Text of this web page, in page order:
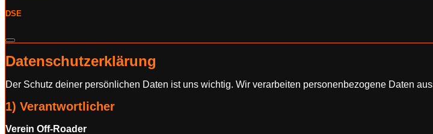
DSE
Datenschutzerklärung
Der Schutz deiner persönlichen Daten ist uns wichtig. Wir verarbeiten personenbezogene Daten
1) Verantwortlicher
Verein Off-Roader